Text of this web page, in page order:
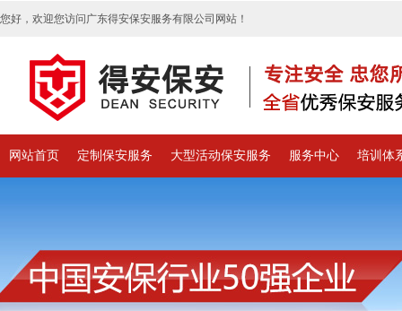
您好，欢迎您访问广东得安保安服务有限公司网站！
网站首页 定制保安服务 大型活动保安服务 服务中心 培训体